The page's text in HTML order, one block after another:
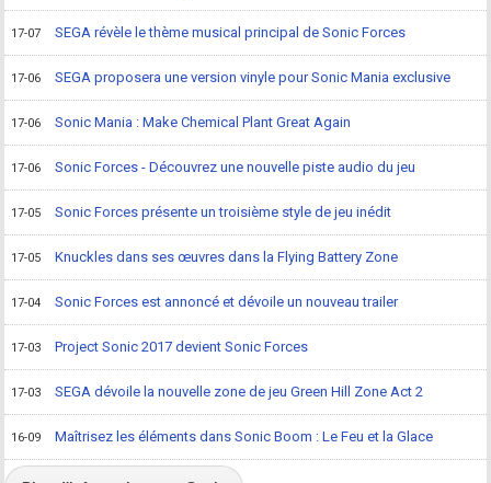
17-07 SEGA révèle le thème musical principal de Sonic Forces
17-06 SEGA proposera une version vinyle pour Sonic Mania exclusive
17-06 Sonic Mania : Make Chemical Plant Great Again
17-06 Sonic Forces - Découvrez une nouvelle piste audio du jeu
17-05 Sonic Forces présente un troisième style de jeu inédit
17-05 Knuckles dans ses œuvres dans la Flying Battery Zone
17-04 Sonic Forces est annoncé et dévoile un nouveau trailer
17-03 Project Sonic 2017 devient Sonic Forces
17-03 SEGA dévoile la nouvelle zone de jeu Green Hill Zone Act 2
16-09 Maîtrisez les éléments dans Sonic Boom : Le Feu et la Glace